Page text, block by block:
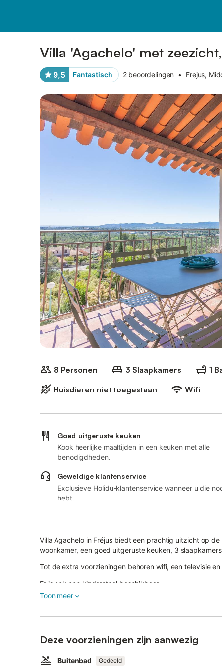
Villa 'Agachelo' met
9,5 Fantastisch 2 beoordelingen • Frejus,
8 Personen 3 Slaapkamers 1
Huisdieren niet toegestaan
Wifi
Goed uitgeruste keuken
Kook heerlijke maaltijden in een keuken met alle
benodigdheden.
Geweldige klantenservice
Exclusieve Holidu-klantenservice wanneer u die
hebt.
Villa Agachelo in Fréjus biedt een prachtig uitzicht op
woonkamer, een goed uitgeruste keuken, 3
Tot de extra voorzieningen behoren wifi, een televisie
Er is ook een kinderstoel beschikbaar.
Buiten vinden jullie een privétuin, open en overdekte
Midden in het Estérel-massief, tussen zee en bergen,
indrukwekkende rots van Roquebrune.
Geniet van het prachtige zwembad van het domein met
Toon meer
Deze voorzieningen zijn aanwezig
Buitenbad Gedeeld